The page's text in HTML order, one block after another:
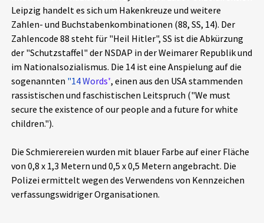
Schlaglichter
Phänomene
Aktuelles
Alle Beiträge
Veranstaltungen
Pressemitteilungen
Podcasts
Projektbeschreibung
Kontakt
Leipzig handelt es sich um Hakenkreuze und weitere
Zahlen- und Buchstabenkombinationen (88, SS, 14). Der
Zahlencode 88 steht für "Heil Hitler", SS ist die Abkürzung
der "Schutzstaffel" der NSDAP in der Weimarer Republik und
im Nationalsozialismus. Die 14 ist eine Anspielung auf die
sogenannten "14 Words", einen aus den USA stammenden
rassistischen und faschistischen Leitspruch ("We must
secure the existence of our people and a future for white
children.").
Die Schmierereien wurden mit blauer Farbe auf einer Fläche
von 0,8 x 1,3 Metern und 0,5 x 0,5 Metern angebracht. Die
Polizei ermittelt wegen des Verwendens von Kennzeichen
verfassungswidriger Organisationen.